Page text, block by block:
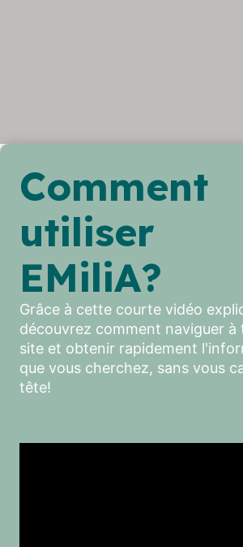
Comment
utiliser
EMiliA?
Grâce à cette courte vidéo
découvrez comment naviguer à
site et obtenir rapidement
que vous cherchez, sans vous
tête!